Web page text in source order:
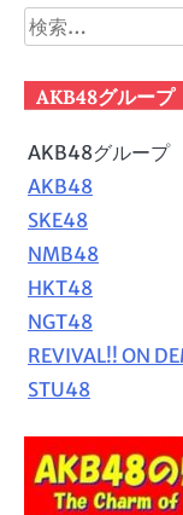
検
索:
AKB48グルー
AKB48グループ
AKB48
SKE48
NMB48
HKT48
NGT48
REVIVAL!! ON
STU48